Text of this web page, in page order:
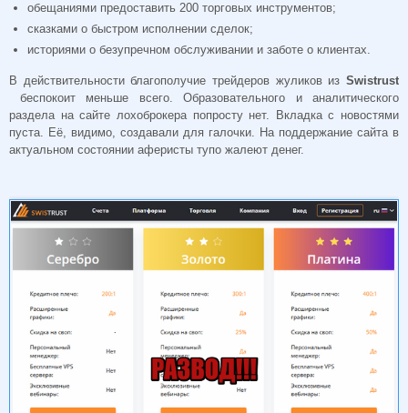
обещаниями предоставить 200 торговых инструментов;
сказками о быстром исполнении сделок;
историями о безупречном обслуживании и заботе о клиентах.
В действительности благополучие трейдеров жуликов из Swistrust
беспокоит меньше всего. Образовательного и аналитического
раздела на сайте лохоброкера попросту нет. Вкладка с новостями
пуста. Её, видимо, создавали для галочки. На поддержание сайта в
актуальном состоянии аферисты тупо жалеют денег.